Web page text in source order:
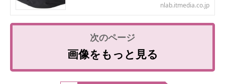
nlab.itmedia.co.jp
画像をもっと見る